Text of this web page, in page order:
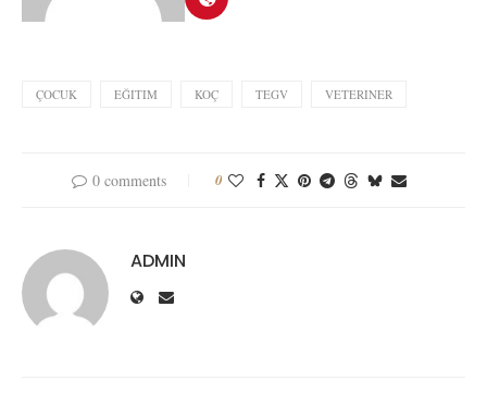
ÇOCUK EĞITIM KOÇ TEGV VETERINER
0 comments 0
ADMIN